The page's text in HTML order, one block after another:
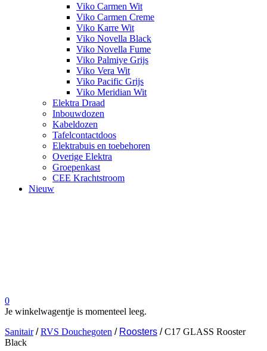
Viko Carmen Wit
Viko Carmen Creme
Viko Karre Wit
Viko Novella Black
Viko Novella Fume
Viko Palmiye Grijs
Viko Vera Wit
Viko Pacific Grijs
Viko Meridian Wit
Elektra Draad
Inbouwdozen
Kabeldozen
Tafelcontactdoos
Elektrabuis en toebehoren
Overige Elektra
Groepenkast
CEE Krachtstroom
Nieuw
0
Je winkelwagentje is momenteel leeg.
Sanitair / RVS Douchegoten / Roosters /C17 GLASS Rooster
Black